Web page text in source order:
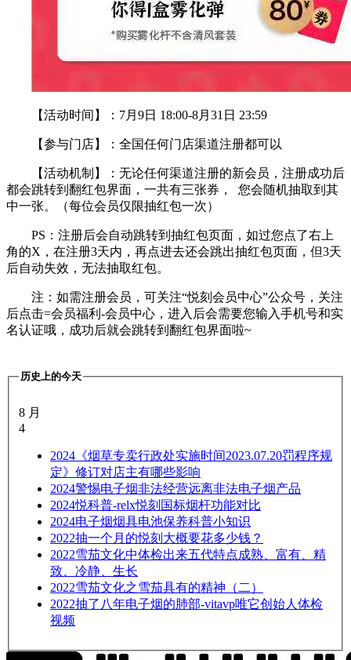
【活动时间】：7月9日 18:00-8月31日 23:59
【参与门店】：全国任何门店渠道注册都可以
【活动机制】：无论任何渠道注册的新会员，注册成功后
都会跳转到翻红包界面，一共有三张券， 您会随机抽取到其
中一张。（每位会员仅限抽红包一次）
PS：注册后会自动跳转到抽红包页面，如过您点了右上
角的X，在注册3天内，再点进去还会跳出抽红包页面，但3天
后自动失效，无法抽取红包。
注：如需注册会员，可关注“悦刻会员中心”公众号，关注
后点击=会员福利-会员中心，进入后会需要您输入手机号和实
名认证哦，成功后就会跳转到翻红包界面啦~
历史上的今天
8 月
4
2024 《烟草专卖行政处实施时间2023.07.20罚程序规
定》修订对店主有哪些影响
2024警惕电子烟非法经营远离非法电子烟产品
2024悦科普-relx悦刻国标烟杆功能对比
2024电子烟烟具电池保养科普小知识
2022抽一个月的悦刻大概要花多少钱？
2022雪茄文化中体检出来五代特点成熟、富有、精
致、冷静、生长
2022雪茄文化之雪茄具有的精神（二）
2022抽了八年电子烟的肺部-vitavp唯它创始人体检
视频